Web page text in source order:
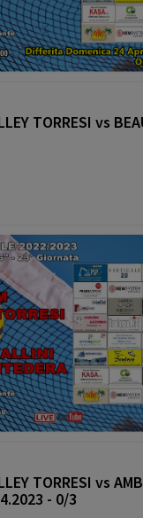
TORRESI vs
TORRESI vs
- 0/3